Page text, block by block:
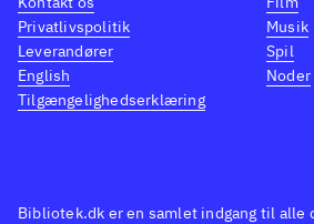
hurtige at udføre takket
en solid kontrol. Spillet
desuden på et system, hvor
man kan forbedre figurene
klassisk og særdeles
Bibliotek.dk er en samlet indgang til alle
Privatlivspolitik
Leverandører
English
Tilgængelighedserklæring
Musik
Spil
Noder